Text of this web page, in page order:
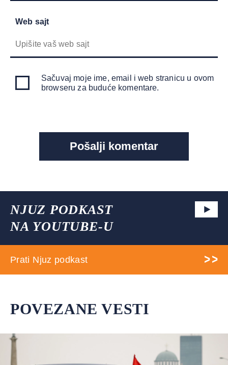
Web sajt
Sačuvaj moje ime, email i web stranicu u ovom
browseru za buduće komentare.
NJUZ PODKAST
NA YOUTUBE-U
Prati Njuz podkast
POVEZANE VESTI